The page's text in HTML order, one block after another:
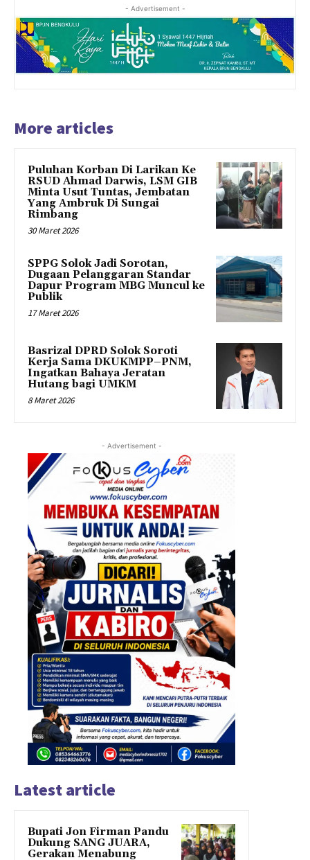
- Advertisement -
More articles
Puluhan Korban Di Larikan Ke
RSUD Ahmad Darwis, LSM GIB
Minta Usut Tuntas, Jembatan
Yang Ambruk Di Sungai
Rimbang
30 Maret 2026
SPPG Solok Jadi Sorotan,
Dugaan Pelanggaran Standar
Dapur Program MBG Muncul ke
Publik
17 Maret 2026
Basrizal DPRD Solok Soroti
Kerja Sama DKUKMPP–PNM,
Ingatkan Bahaya Jeratan
Hutang bagi UMKM
8 Maret 2026
- Advertisement -
Latest article
Bupati Jon Firman Pandu
Dukung SANG JUARA,
Gerakan Menabung